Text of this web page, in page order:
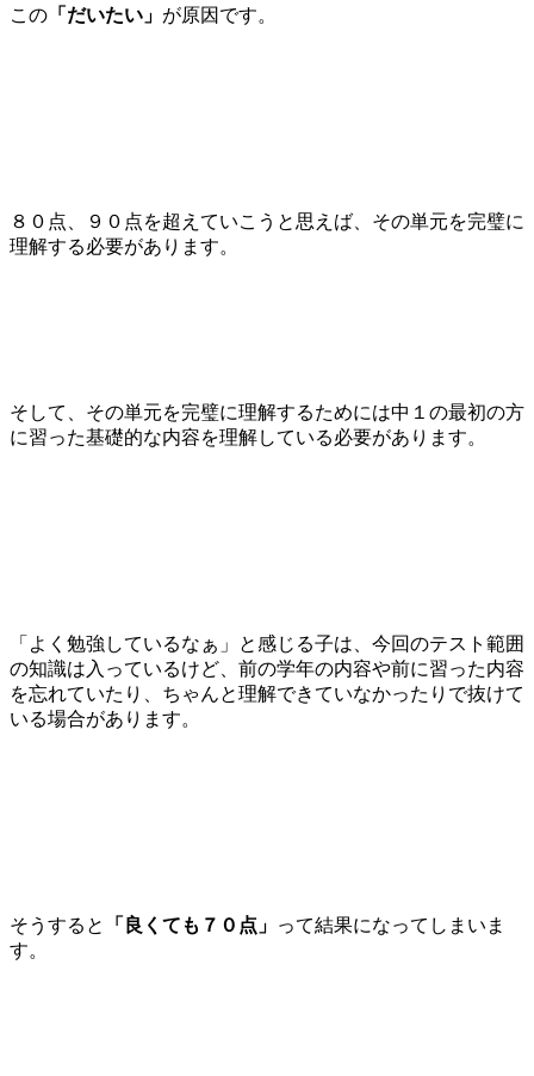
この 「だいたい」 が原因です。
８０点、９０点を超えていこうと思えば、その単元を完璧に
理解する必要があります。
そして、その単元を完璧に理解するためには中１の最初の方
に習った基礎的な内容を理解している必要があります。
「よく勉強しているなぁ」と感じる子は、今回のテスト範囲
の知識は入っているけど、前の学年の内容や前に習った内容
を忘れていたり、ちゃんと理解できていなかったりで抜けて
いる場合があります。
そうすると 「良くても７０点」 って結果になってしまいま
す。